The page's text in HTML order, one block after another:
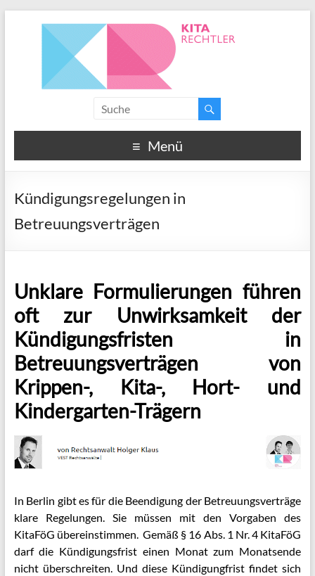
Menü
Kündigungsregelungen in
Betreuungsverträgen
Unklare Formulierungen führen
oft zur Unwirksamkeit der
Kündigungsfristen in
Betreuungsverträgen von
Krippen-, Kita-, Hort- und
Kindergarten-Trägern
In Berlin gibt es für die Beendigung der Betreuungsverträge
klare Regelungen. Sie müssen mit den Vorgaben des
KitaFöG übereinstimmen. Gemäß § 16 Abs. 1 Nr. 4 KitaFöG
darf die Kündigungsfrist einen Monat zum Monatsende
nicht überschreiten. Und diese Kündigungfrist findet sich